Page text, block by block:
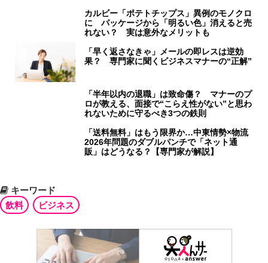
カルビー「ポテトチップス」異例のモノクロ
に パッケージから「明るい色」消えると売
れない？ 実は意外なメリットも
「早く返さなきゃ」メールの即レスは逆効
果？ 専門家に聞くビジネスマナーの“正解”
「半年以内の退職」は致命傷？ マナーのプ
ロが教える、面接で“こらえ性がない”と思わ
れないために守るべき3つの鉄則
「送料無料」はもう限界か…中東情勢×物流
2026年問題のダブルパンチで「ネット通
販」はどうなる？【専門家が解説】
キーワード
飲料
ビジネス